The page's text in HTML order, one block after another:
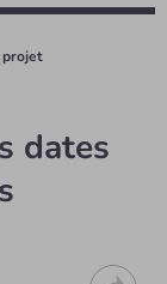
projet
dates